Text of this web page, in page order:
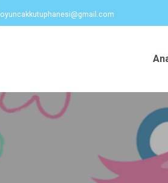
oyuncakkutuphanesi@gmail.com